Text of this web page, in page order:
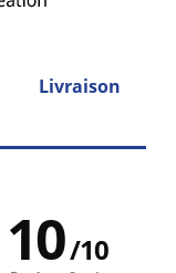
Livraison
10/10